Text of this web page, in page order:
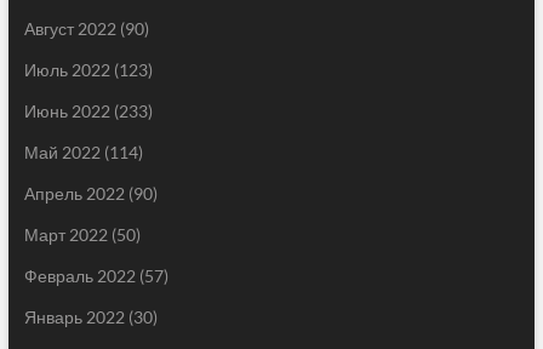
Август 2022 (90)
Июль 2022 (123)
Июнь 2022 (233)
Май 2022 (114)
Апрель 2022 (90)
Март 2022 (50)
Февраль 2022 (57)
Январь 2022 (30)